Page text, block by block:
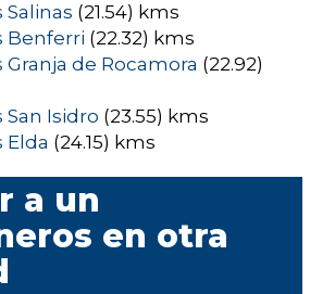
(21.54) kms
Benferri (22.32) kms
de Rocamora (22.92)
Isidro (23.55) kms
Elda (24.15) kms
a un
en otra